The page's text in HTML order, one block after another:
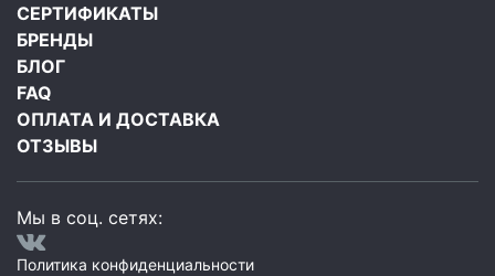
СЕРТИФИКАТЫ
БРЕНДЫ
БЛОГ
FAQ
ОПЛАТА И ДОСТАВКА
ОТЗЫВЫ
Мы в соц. сетях:
Политика конфиденциальности